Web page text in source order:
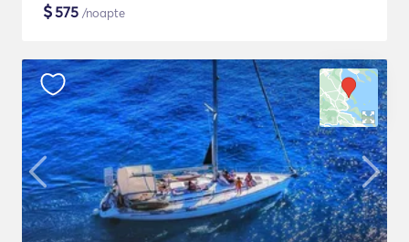
$575 /noapte